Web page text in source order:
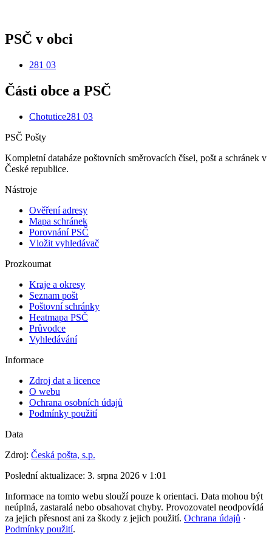
PSČ v obci
281 03
Části obce a PSČ
Chotutice281 03
PSČ Pošty
Kompletní databáze poštovních směrovacích čísel, pošt a schránek v
České republice.
Nástroje
Ověření adresy
Mapa schránek
Porovnání PSČ
Vložit vyhledávač
Prozkoumat
Kraje a okresy
Seznam pošt
Poštovní schránky
Heatmapa PSČ
Průvodce
Vyhledávání
Informace
Zdroj dat a licence
O webu
Ochrana osobních údajů
Podmínky použití
Data
Zdroj: Česká pošta, s.p.
Poslední aktualizace: 3. srpna 2026 v 1:01
Informace na tomto webu slouží pouze k orientaci. Data mohou být
neúplná, zastaralá nebo obsahovat chyby. Provozovatel neodpovídá
za jejich přesnost ani za škody z jejich použití. Ochrana údajů ·
Podmínky použití.